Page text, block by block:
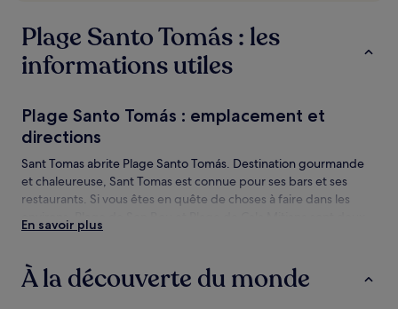
susceptibles
de
changer.
Des
peuvent
s’appliquer.
Plage Santo Tomás : les
informations utiles
Plage Santo Tomás : emplacement et
directions
Sant Tomas abrite Plage Santo Tomás. Destination gourmande
et chaleureuse, Sant Tomas est connue pour ses bars et ses
restaurants. Si vous êtes en quête de choses à faire dans les
lieux à ne pas manquer.
Plage Santo Tomás : les choses à voir et
activités à proximité
En savoir plus
À la découverte du monde